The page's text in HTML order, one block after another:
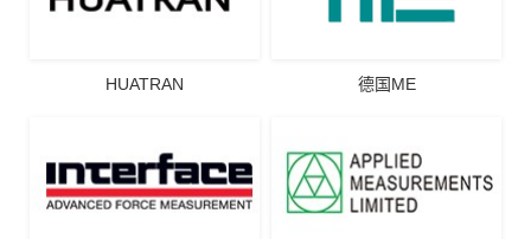
HUATRAN 德国ME